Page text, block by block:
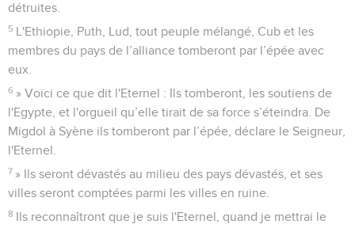
détruites.
5 L'Ethiopie, Puth, Lud, tout peuple mélangé, Cub et les
membres du pays de l’alliance tomberont par l’épée avec
eux.
6 » Voici ce que dit l'Eternel : Ils tomberont, les soutiens de
l'Egypte, et l'orgueil qu’elle tirait de sa force s’éteindra. De
Migdol à Syène ils tomberont par l’épée, déclare le Seigneur,
l'Eternel.
7 » Ils seront dévastés au milieu des pays dévastés, et ses
villes seront comptées parmi les villes en ruine.
8 Ils reconnaîtront que je suis l'Eternel, quand je mettrai le